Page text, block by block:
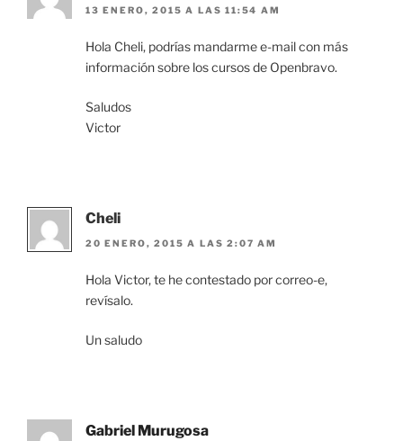
13 ENERO, 2015 A LAS 11:54 AM
Hola Cheli, podrías mandarme e-mail con más
información sobre los cursos de Openbravo.
Saludos
Victor
Cheli
20 ENERO, 2015 A LAS 2:07 AM
Hola Victor, te he contestado por correo-e,
revísalo.
Un saludo
Gabriel Murugosa